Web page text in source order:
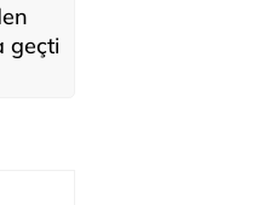
geçti